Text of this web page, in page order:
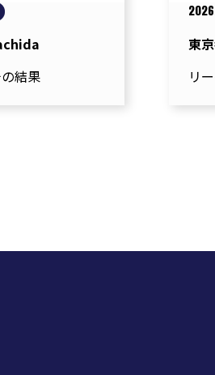
結果
東
リ